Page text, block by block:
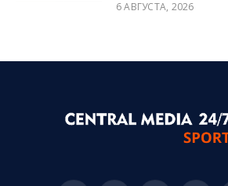
6 АВГУСТА, 2026